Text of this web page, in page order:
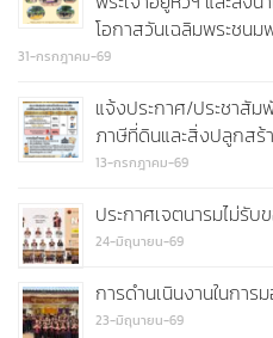
โอกาสวันเฉลิมพระชน
31-กรกฎาคม-69
แจ้งประกาศ/ประชาสัม
ภาษีที่ดินและสิ่งปลูกสร้
13-กรกฎาคม-69
ประกาศเจตนารมไม่รั
24-มิถุนายน-69
การดำนเนินงานในกา
23-มิถุนายน-69